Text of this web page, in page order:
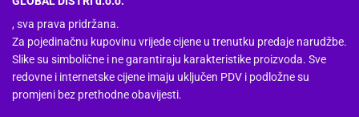
, sva prava pridržana.
Za pojedinačnu kupovinu vrijede cijene u trenutku predaje narudžbe.
Slike su simbolične i ne garantiraju karakteristike proizvoda. Sve
redovne i internetske cijene imaju uključen PDV i podložne su
promjeni bez prethodne obavijesti.